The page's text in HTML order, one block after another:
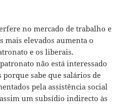
no mercado de trabalho e
mais elevados aumenta o
e os liberais.
não está interessado
sabe que salários de
pela assistência social
um subsídio indirecto às